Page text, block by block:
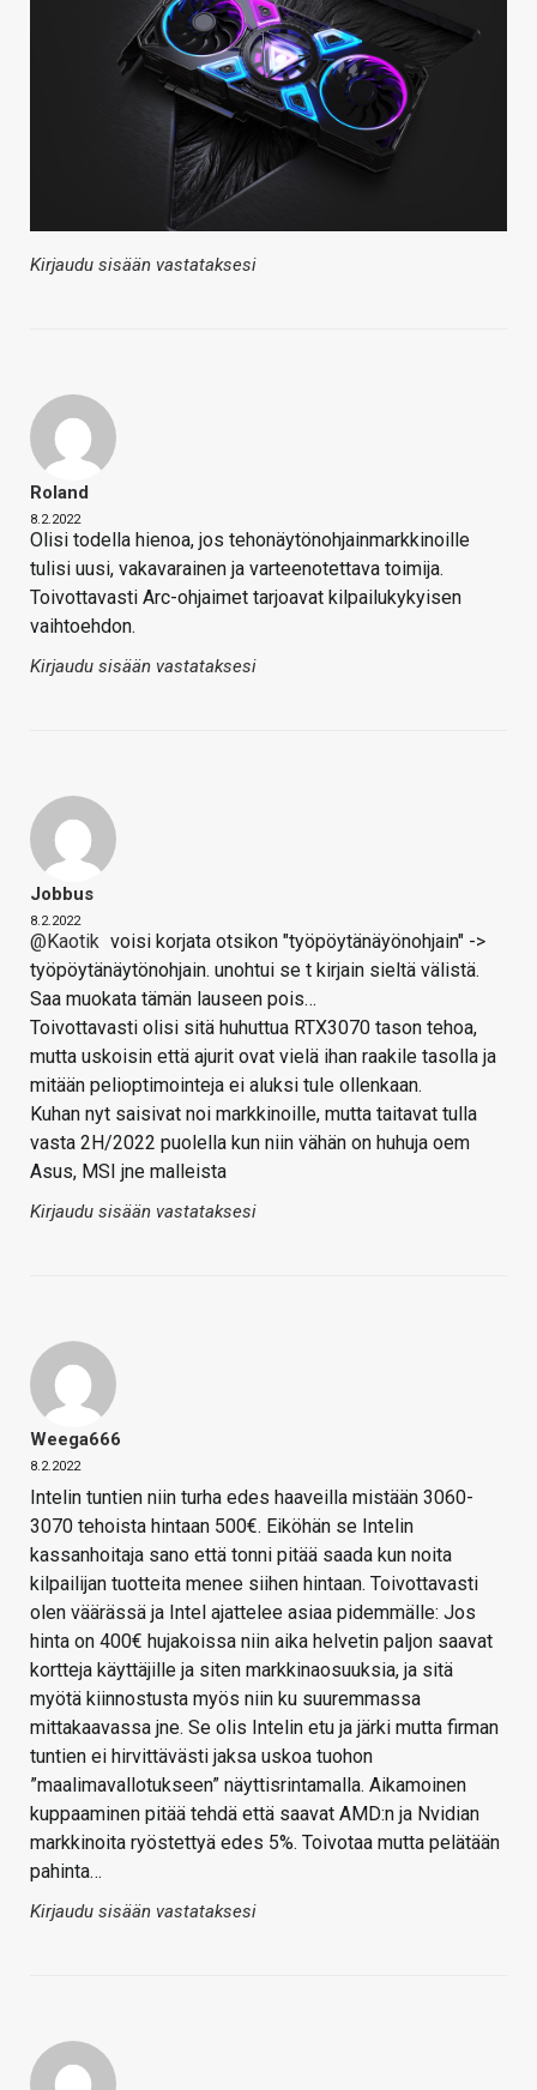
Kirjaudu sisään vastataksesi
Roland
8.2.2022
Olisi todella hienoa, jos tehonäytönohjainmarkkinoille
tulisi uusi, vakavarainen ja varteenotettava toimija.
Toivottavasti Arc-ohjaimet tarjoavat kilpailukykyisen
vaihtoehdon.
Kirjaudu sisään vastataksesi
Jobbus
8.2.2022
@Kaotik voisi korjata otsikon "työpöytänäyönohjain" ->
työpöytänäytönohjain. unohtui se t kirjain sieltä välistä.
Saa muokata tämän lauseen pois…
Toivottavasti olisi sitä huhuttua RTX3070 tason tehoa,
mutta uskoisin että ajurit ovat vielä ihan raakile tasolla ja
mitään pelioptimointeja ei aluksi tule ollenkaan.
Kuhan nyt saisivat noi markkinoille, mutta taitavat tulla
vasta 2H/2022 puolella kun niin vähän on huhuja oem
Asus, MSI jne malleista
Kirjaudu sisään vastataksesi
Weega666
8.2.2022
Intelin tuntien niin turha edes haaveilla mistään 3060-
3070 tehoista hintaan 500€. Eiköhän se Intelin
kassanhoitaja sano että tonni pitää saada kun noita
kilpailijan tuotteita menee siihen hintaan. Toivottavasti
olen väärässä ja Intel ajattelee asiaa pidemmälle: Jos
hinta on 400€ hujakoissa niin aika helvetin paljon saavat
kortteja käyttäjille ja siten markkinaosuuksia, ja sitä
myötä kiinnostusta myös niin ku suuremmassa
mittakaavassa jne. Se olis Intelin etu ja järki mutta firman
tuntien ei hirvittävästi jaksa uskoa tuohon
”maalimavallotukseen” näyttisrintamalla. Aikamoinen
kuppaaminen pitää tehdä että saavat AMD:n ja Nvidian
markkinoita ryöstettyä edes 5%. Toivotaa mutta pelätään
pahinta…
Kirjaudu sisään vastataksesi